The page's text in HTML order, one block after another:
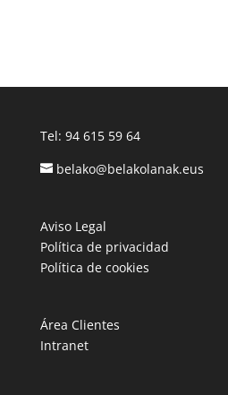
Tel: 94 615 59 64
belako@belakolanak.eus
Aviso Legal
Política de privacidad
Política de cookies
Área Clientes
Intranet